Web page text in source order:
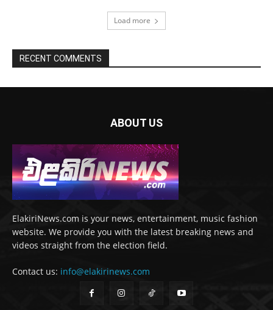
Load more
RECENT COMMENTS
ABOUT US
ElakiriNews.com is your news, entertainment, music fashion
website. We provide you with the latest breaking news and
videos straight from the election field.
Contact us: info@elakirinews.com